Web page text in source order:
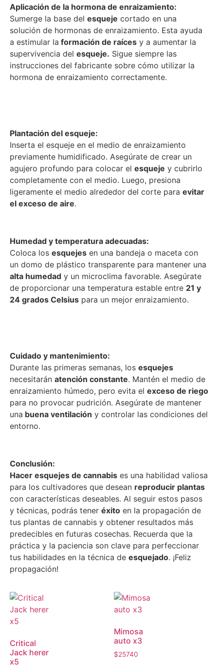
Aplicación de la hormona de enraizamiento:
Sumerge la base del esqueje cortado en una
solución de hormonas de enraizamiento. Esta ayuda
a estimular la formación de raíces y a aumentar la
supervivencia del esqueje. Sigue siempre las
instrucciones del fabricante sobre cómo utilizar la
hormona de enraizamiento correctamente.
Plantación del esqueje:
Inserta el esqueje en el medio de enraizamiento
previamente humidificado. Asegúrate de crear un
agujero profundo para colocar el esqueje y cubrirlo
completamente con el medio. Luego, presiona
ligeramente el medio alrededor del corte para evitar
el exceso de aire.
Humedad y temperatura adecuadas:
Coloca los esquejes en una bandeja o maceta con
un domo de plástico transparente para mantener una
alta humedad y un microclima favorable. Asegúrate
de proporcionar una temperatura estable entre 21 y
24 grados Celsius para un mejor enraizamiento.
Cuidado y mantenimiento:
Durante las primeras semanas, los esquejes
necesitarán atención constante. Mantén el medio de
enraizamiento húmedo, pero evita el exceso de riego
para no provocar pudrición. Asegúrate de mantener
una buena ventilación y controlar las condiciones del
entorno.
Conclusión:
Hacer esquejes de cannabis es una habilidad valiosa
para los cultivadores que desean reproducir plantas
con características deseables. Al seguir estos pasos
y técnicas, podrás tener éxito en la propagación de
tus plantas de cannabis y obtener resultados más
predecibles en futuras cosechas. Recuerda que la
práctica y la paciencia son clave para perfeccionar
tus habilidades en la técnica de esquejado. ¡Feliz
propagación!
Critical
Jack herer
x5
Mimosa
auto x3
$25740